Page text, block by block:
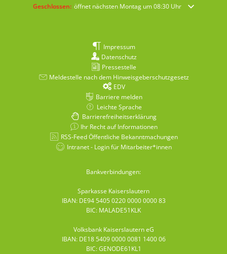
Klicken, um weitere Öffnungs- oder Schließzeiten auszublenden
Geschlossen: öffnet nächsten Montag um 08:30 Uhr
Impressum
Datenschutz
Pressestelle
Meldestelle nach dem Hinweisgeberschutzgesetz
EDV
Barriere melden
Leichte Sprache
Barrierefreiheitserklärung
Ihr Recht auf Informationen
RSS-Feed Öffentliche Bekanntmachungen
Intranet - Login für Mitarbeiter*innen
Bankverbindungen:
Sparkasse Kaiserslautern
IBAN: DE94 5405 0220 0000 0000 83
BIC: MALADE51KLK
Volksbank Kaiserslautern eG
IBAN: DE18 5409 0000 0081 1400 06
BIC: GENODE61KL1